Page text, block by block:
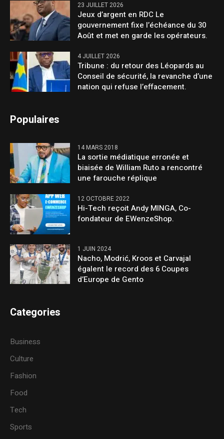
23 JUILLET 2026
Jeux d’argent en RDC Le
gouvernement fixe l’échéance du 30
Août et met en garde les opérateurs.
4 JUILLET 2026
Tribune : du retour des Léopards au
Conseil de sécurité, la revanche d’une
nation qui refuse l’effacement.
Populaires
14 MARS 2018
La sortie médiatique erronée et
biaisée de William Ruto a rencontré
une farouche réplique
12 OCTOBRE 2022
Hi-Tech reçoit Andy MINGA, Co-
fondateur de EWenzeShop.
1 JUIN 2024
Nacho, Modrić, Kroos et Carvajal
égalent le record des 6 Coupes
d’Europe de Gento
Categories
Business
Culture
Fashion
Food
Tech
Sports